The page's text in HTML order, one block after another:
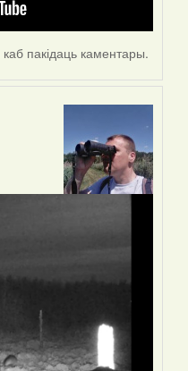
каб пакідаць каментары.